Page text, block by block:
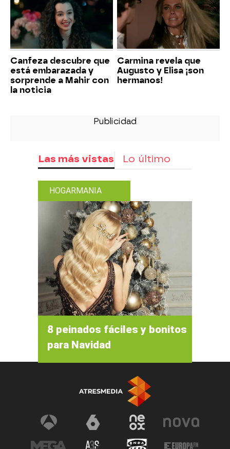
Canfeza descubre que
está embarazada y
sorprende a Mahir con
la noticia
Carmina revela que
Augusto y Elisa ¡son
hermanos!
Las más vistas Lo último
HOGARMANIA
8 peinados fáciles y bonitos
para Navidad